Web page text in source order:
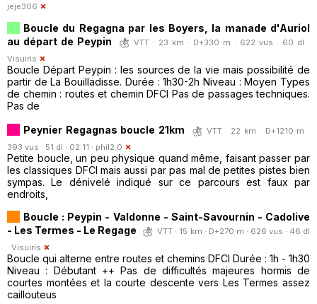
jeje306
Boucle du Regagna par les Boyers, la manade d'Auriol
au départ de Peypin
VTT · 23 km · D+330 m · 622 vus · 60 dl ·
Visuiris
Boucle Départ Peypin : les sources de la vie mais possibilité de
partir de La Bouilladisse. Durée : 1h30-2h Niveau : Moyen Types
de chemin : routes et chemin DFCI Pas de passages techniques.
Pas de
Peynier Regagnas boucle 21km
VTT · 22 km · D+1210 m ·
393 vus · 51 dl · 02:11 · phil2.0
Petite boucle, un peu physique quand même, faisant passer par
les classiques DFCI mais aussi par pas mal de petites pistes bien
sympas. Le dénivelé indiqué sur ce parcours est faux par
endroits,
Boucle : Peypin - Valdonne - Saint-Savournin - Cadolive
- Les Termes - Le Regage
VTT · 15 km · D+270 m · 626 vus · 46 dl
· Visuiris
Boucle qui alterne entre routes et chemins DFCI Durée : 1h - 1h30
Niveau : Débutant ++ Pas de difficultés majeures hormis de
courtes montées et la courte descente vers Les Termes assez
caillouteus